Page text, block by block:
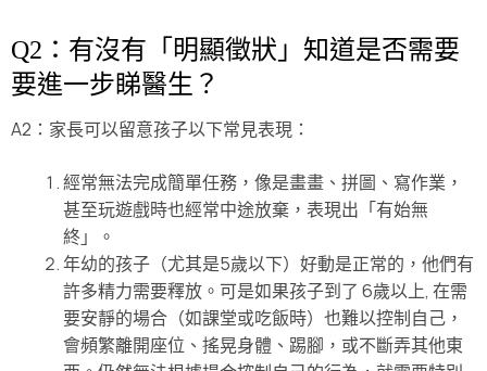
Q2：有沒有「明顯徵狀」知道是否需要
要進一步睇醫生？
A2：家長可以留意孩子以下常見表現：
經常無法完成簡單任務，像是畫畫、拼圖、寫作業，
甚至玩遊戲時也經常中途放棄，表現出「有始無
終」。
年幼的孩子（尤其是5歲以下）好動是正常的，他們有
許多精力需要釋放。可是如果孩子到了 6歲以上, 在需
要安靜的場合（如課堂或吃飯時）也難以控制自己，
會頻繁離開座位、搖晃身體、踢腳，或不斷弄其他東